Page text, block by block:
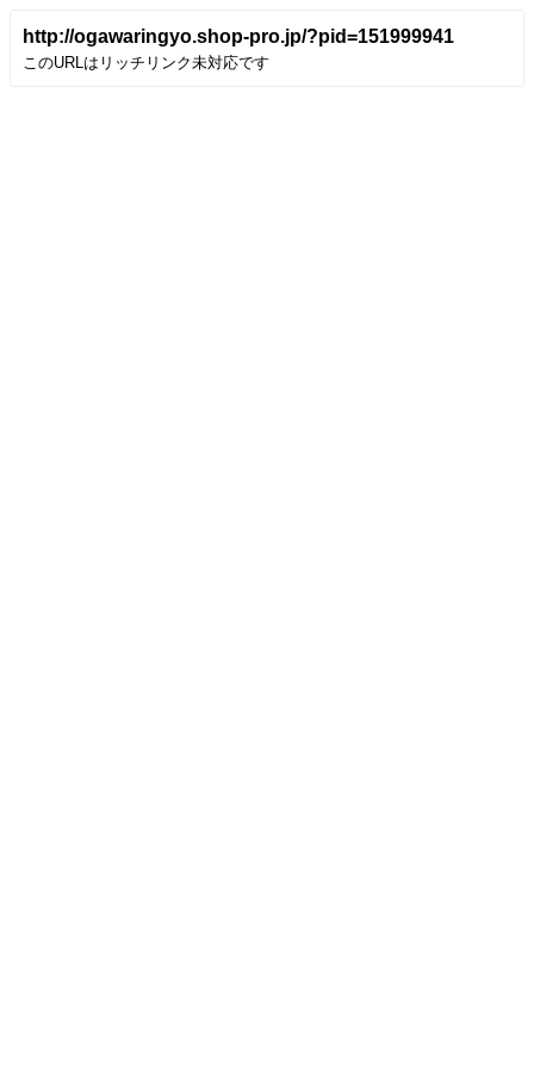
http://ogawaringyo.shop-pro.jp/?pid=151999941
このURLはリッチリンク未対応です